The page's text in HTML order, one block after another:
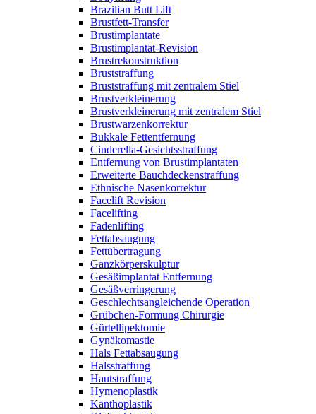
Brazilian Butt Lift
Brustfett-Transfer
Brustimplantate
Brustimplantat-Revision
Brustrekonstruktion
Bruststraffung
Bruststraffung mit zentralem Stiel
Brustverkleinerung
Brustverkleinerung mit zentralem Stiel
Brustwarzenkorrektur
Bukkale Fettentfernung
Cinderella-Gesichtsstraffung
Entfernung von Brustimplantaten
Erweiterte Bauchdeckenstraffung
Ethnische Nasenkorrektur
Facelift Revision
Facelifting
Fadenlifting
Fettabsaugung
Fettübertragung
Ganzkörperskulptur
Gesäßimplantat Entfernung
Gesäßverringerung
Geschlechtsangleichende Operation
Grübchen-Formung Chirurgie
Gürtellipektomie
Gynäkomastie
Hals Fettabsaugung
Halsstraffung
Hautstraffung
Hymenoplastik
Kanthoplastik